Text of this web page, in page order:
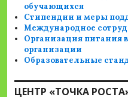
обучающихся
Стипендии и меры
Международное
Организация питания
организации
Образовательные
ЦЕНТР «ТОЧКА